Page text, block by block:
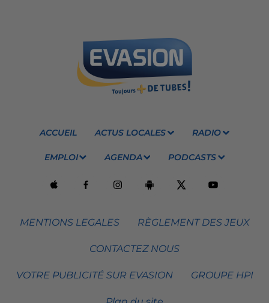
ACCUEIL ACTUS LOCALES RADIO
EMPLOI AGENDA PODCASTS
MENTIONS LEGALES RÈGLEMENT DES JEUX
CONTACTEZ NOUS
VOTRE PUBLICITÉ SUR EVASION GROUPE HPI